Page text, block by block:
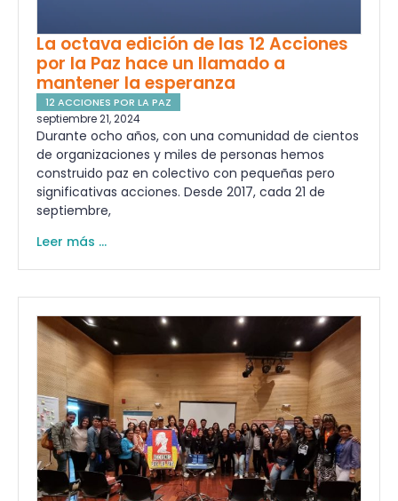
La octava edición de las 12 Acciones
por la Paz hace un llamado a
mantener la esperanza
12 ACCIONES POR LA PAZ
septiembre 21, 2024
Durante ocho años, con una comunidad de cientos
de organizaciones y miles de personas hemos
construido paz en colectivo con pequeñas pero
significativas acciones. Desde 2017, cada 21 de
septiembre,
Leer más ...